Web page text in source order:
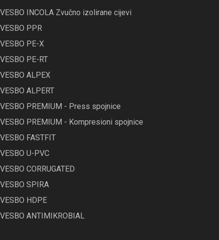
VESBO INCOLA Zvučno izolirane cijevi
VESBO PPR
VESBO PE-X
VESBO PE-RT
VESBO ALPEX
VESBO ALPERT
VESBO PREMIUM - Press spojnice
VESBO PREMIUM - Kompresioni spojnice
VESBO FASTFIT
VESBO U-PVC
VESBO CORRUGATED
VESBO SPIRA
VESBO HDPE
VESBO ANTIMIKROBIAL